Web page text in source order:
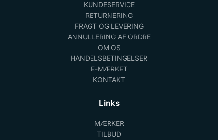
KUNDESERVICE
RETURNERING
FRAGT OG LEVERING
ANNULLERING AF ORDRE
OM OS
HANDELSBETINGELSER
E-MÆRKET
KONTAKT
Links
MÆRKER
TILBUD